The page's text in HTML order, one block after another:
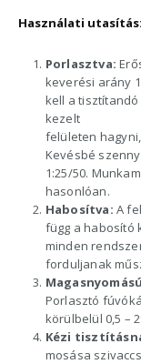
Használati utasítás:
Porlasztva:
keverési arány
kell a
kezelt
felületen
Kevésbé
1:25/50.
hasonlóan.
Habosítva: A
függ a habosító
minden
forduljanak
Porlasztó
körülbelül 0,5 –
Kézi
mosása